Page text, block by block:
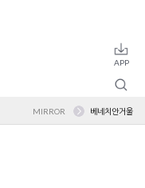
MIRROR 베네치안거울